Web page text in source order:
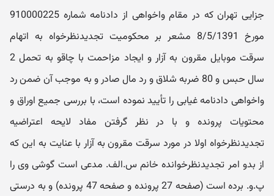
جزایی تهران که در مقام واخواهی از دادنامه شماره 910000225
مورخ 8/5/1391 مشعر بر محکومیت تجدیدنظرخواه به اتهام
سرقت موبایل مقرون به آزار و ایجاد مزاحمت با چاقو به تحمل 2
سال حبس و 80 ضربه شلاق و رد مال صادر و به موجب آن ضمن رد
واخواهی دادنامه غیابی را تأیید نموده است، با بررسی جمیع اوراق و
محتویات پرونده و با در نظر گرفتن مفاد لایحه اعتراضیه
تجدیدنظرخواه اولا در مورد سرقت مقرون به آزار با عنایت به این که
از بدو امر تجدیدنظرخوانده خانم س.الف. مدعی است گوشی وی را
پ.و. برده است (صفحه 27 پرونده و صفحه 47 پرونده) و به درستی